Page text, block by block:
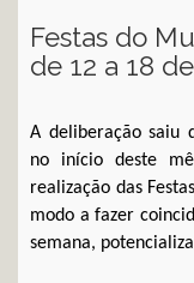
Festas do
de 12 a 18
A deliberação saiu
no início deste
realização das
modo a fazer
semana,